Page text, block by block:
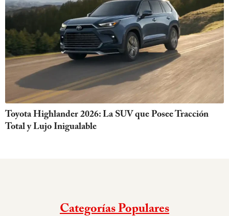
Toyota Highlander 2026: La SUV que Posee Tracción
Total y Lujo Inigualable
Categorías Populares